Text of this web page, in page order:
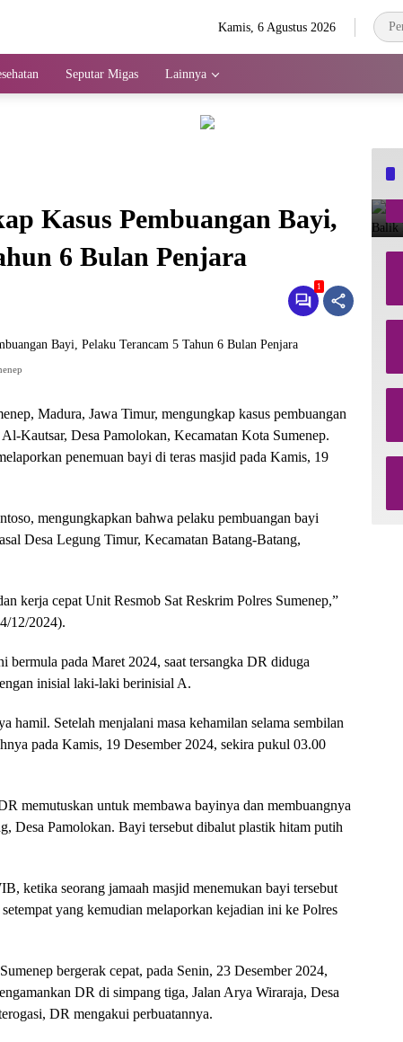
Kamis, 6 Agustus 2026
Seputar Migas Lainnya
Kasus Pembuangan Bayi,
6 Bulan Penjara
1
Madura, Jawa Timur, mengungkap kasus pembuangan
Kautsar, Desa Pamolokan, Kecamatan Kota Sumenep.
penemuan bayi di teras masjid pada Kamis, 19
mengungkapkan bahwa pelaku pembuangan bayi
Desa Legung Timur, Kecamatan Batang-Batang,
kerja cepat Unit Resmob Sat Reskrim Polres Sumenep,”
12/2024).
bermula pada Maret 2024, saat tersangka DR diduga
inisial laki-laki berinisial A.
hamil. Setelah menjalani masa kehamilan selama sembilan
pada Kamis, 19 Desember 2024, sekira pukul 03.00
memutuskan untuk membawa bayinya dan membuangnya
Desa Pamolokan. Bayi tersebut dibalut plastik hitam putih
ketika seorang jamaah masjid menemukan bayi tersebut
yang kemudian melaporkan kejadian ini ke Polres
bergerak cepat, pada Senin, 23 Desember 2024,
DR di simpang tiga, Jalan Arya Wiraraja, Desa
DR mengakui perbuatannya.